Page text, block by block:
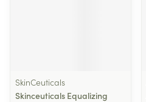
SkinCeuticals
Skinceuticals Equalizing